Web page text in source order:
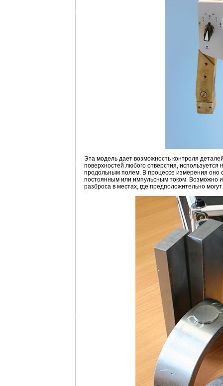
Эта модель дает возможность контроля
поверхностей любого отверстия,
продольным полем. В процессе измерения оно
постоянным или импульсным током. Возможно
разброса в местах, где предположительно